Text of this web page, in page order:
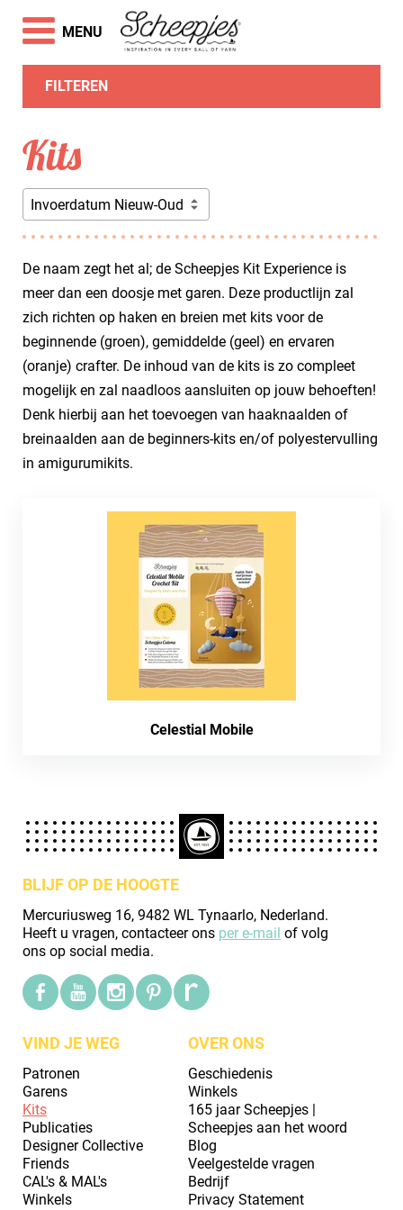
FILTEREN
Kits
Invoerdatum Nieuw-Oud
De naam zegt het al; de Scheepjes Kit Experience is
meer dan een doosje met garen. Deze productlijn zal
zich richten op haken en breien met kits voor de
beginnende (groen), gemiddelde (geel) en ervaren
(oranje) crafter. De inhoud van de kits is zo compleet
mogelijk en zal naadloos aansluiten op jouw behoeften!
Denk hierbij aan het toevoegen van haaknaalden of
breinaalden aan de beginners-kits en/of polyestervulling
in amigurumikits.
Celestial Mobile
BLIJF OP DE HOOGTE
Mercuriusweg 16, 9482 WL Tynaarlo, Nederland.
Heeft u vragen, contacteer ons per e-mail of volg
ons op social media.
VIND JE WEG
Patronen
Garens
Kits
Publicaties
Designer Collective
Friends
CAL's & MAL's
Winkels
OVER ONS
Geschiedenis
Winkels
165 jaar Scheepjes |
Scheepjes aan het woord
Blog
Veelgestelde vragen
Bedrijf
Privacy Statement
MENU